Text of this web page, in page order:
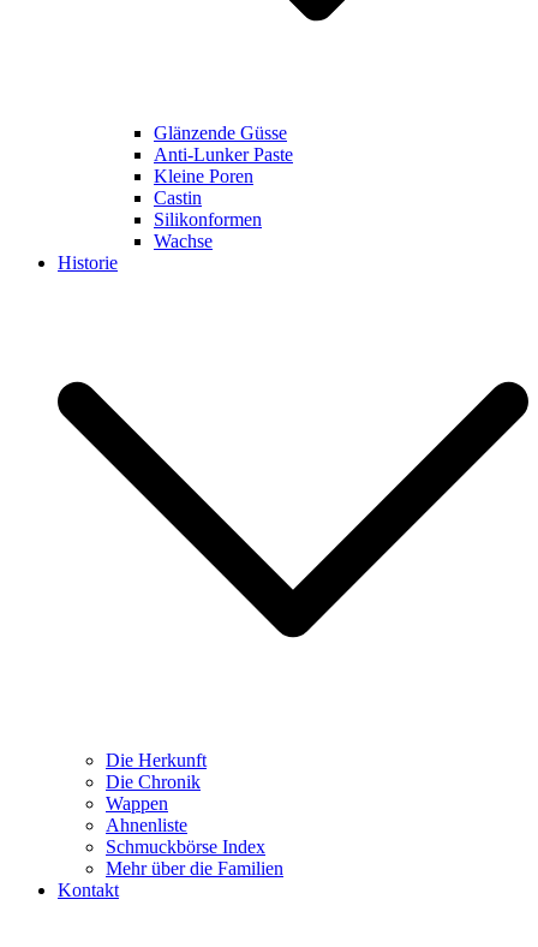
Glänzende Güsse
Anti-Lunker Paste
Kleine Poren
Castin
Silikonformen
Wachse
Historie
Die Herkunft
Die Chronik
Wappen
Ahnenliste
Schmuckbörse Index
Mehr über die Familien
Kontakt